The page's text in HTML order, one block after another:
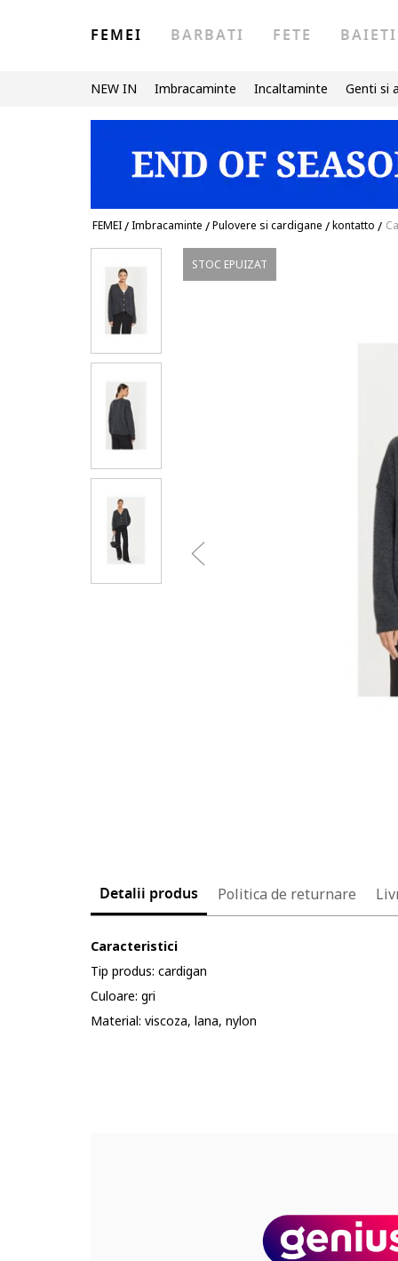
FEMEI BARBATI FETE BAIETI
NEW IN Imbracaminte Incaltaminte Genti si
FEMEI/Imbracaminte /Pulovere si cardigane /kontatto /
STOC EPUIZAT
Detalii produs Politica de returnare
Caracteristici
Tip produs: cardigan
Culoare: gri
Material: viscoza, lana, nylon